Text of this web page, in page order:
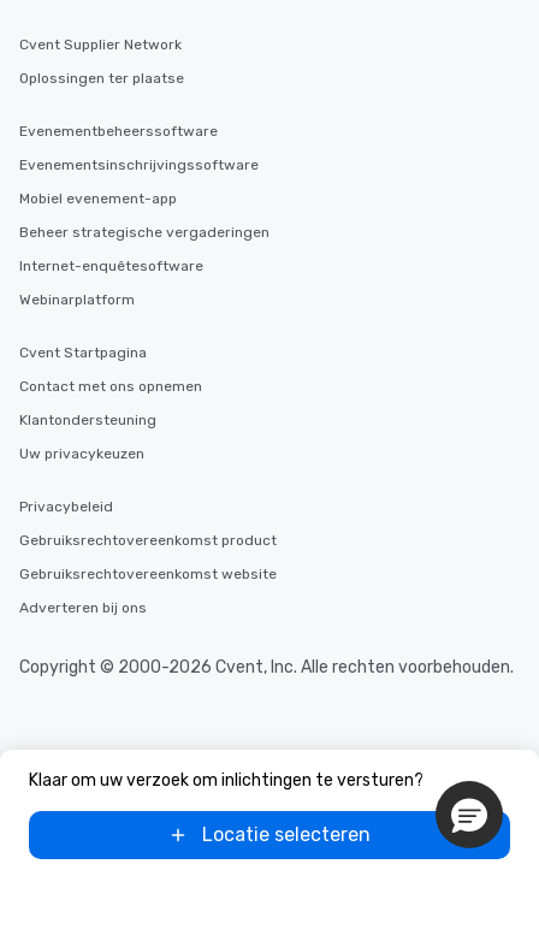
Klaar om uw verzoek om inlichtingen te versturen?
Locatie selecteren
Cvent Supplier Network
Oplossingen ter plaatse
Evenementbeheerssoftware
Evenementsinschrijvingssoftware
Mobiel evenement-app
Beheer strategische vergaderingen
Internet-enquêtesoftware
Webinarplatform
Cvent Startpagina
Contact met ons opnemen
Klantondersteuning
Uw privacykeuzen
Privacybeleid
Gebruiksrechtovereenkomst product
Gebruiksrechtovereenkomst website
Adverteren bij ons
Copyright © 2000-2026 Cvent, Inc. Alle rechten voorbehouden.